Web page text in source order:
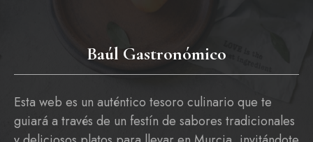
Baúl Gastronómico
Esta web es un auténtico tesoro culinario que te
guiará a través de un festín de sabores tradicionales